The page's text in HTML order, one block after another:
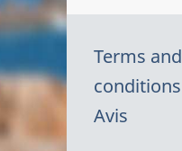
Terms and
conditions
Avis